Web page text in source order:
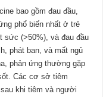
bao gồm đau đầu,
phổ biến nhất ở trẻ
sức (>50%), và đau đầu
phát ban, và mất ngủ
phản ứng thường gặp
Các cơ sở tiêm
khi tiêm và người